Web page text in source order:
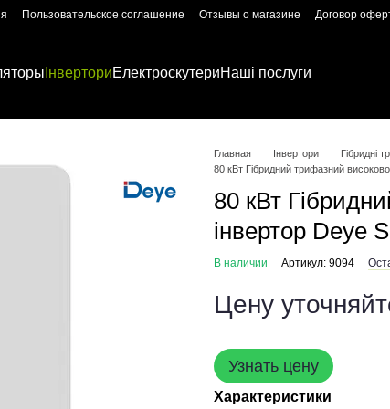
Пользовательское соглашение Отзывы о магазине Договор
ІнверториЕлектроскутериНаші послуги
Главная Інвертори Гібридні
80 кВт Гібридний трифазний
80 кВт
інвертор Deye
В наличии Артикул: 9094
Цену
Узнать цену
Характеристики